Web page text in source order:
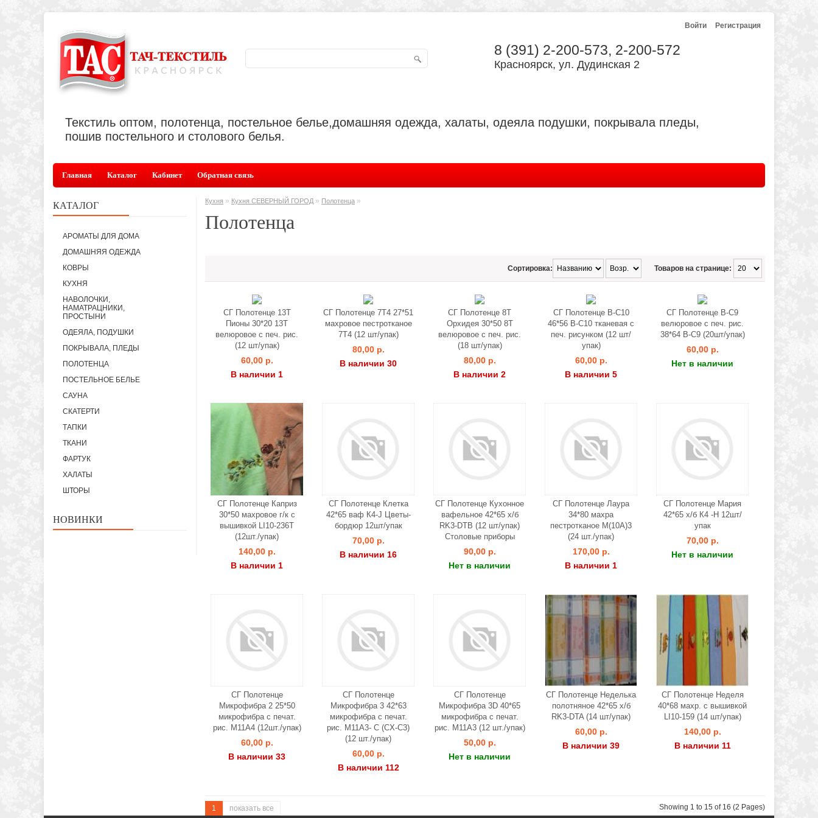
Войти Регистрация
8 (391) 2-200-573, 2-200-572
Красноярск, ул. Дудинская 2
Текстиль оптом, полотенца, постельное белье,домашняя одежда, халаты, одеяла подушки, покрывала пледы,
пошив постельного и столового белья.
Главная Каталог Кабинет Обратная связь
КАТАЛОГ
АРОМАТЫ ДЛЯ ДОМА
ДОМАШНЯЯ ОДЕЖДА
КОВРЫ
КУХНЯ
НАВОЛОЧКИ,
НАМАТРАЦНИКИ,
ПРОСТЫНИ
ОДЕЯЛА, ПОДУШКИ
ПОКРЫВАЛА, ПЛЕДЫ
ПОЛОТЕНЦА
ПОСТЕЛЬНОЕ БЕЛЬЕ
САУНА
СКАТЕРТИ
ТАПКИ
ТКАНИ
ФАРТУК
ХАЛАТЫ
ШТОРЫ
НОВИНКИ
Кухня » Кухня СЕВЕРНЫЙ ГОРОД » Полотенца »
Полотенца
Товаров на странице:
Сортировка:
СГ Полотенце 13Т
Пионы 30*20 13Т
велюровое с печ. рис.
(12 шт/упак)
60,00 р.
В наличии 1
СГ Полотенце 7Т4 27*51
махровое пестротканое
7Т4 (12 шт/упак)
80,00 р.
В наличии 30
СГ Полотенце 8Т
Орхидея 30*50 8Т
велюровое с печ. рис.
(18 шт/упак)
80,00 р.
В наличии 2
СГ Полотенце B-C10
46*56 B-C10 тканевая с
печ. рисунком (12 шт/
упак)
60,00 р.
В наличии 5
СГ Полотенце B-C9
велюровое с печ. рис.
38*64 B-C9 (20шт/упак)
60,00 р.
Нет в наличии
СГ Полотенце Каприз
30*50 махровое г/к с
вышивкой LI10-236T
(12шт./упак)
140,00 р.
В наличии 1
СГ Полотенце Клетка
42*65 ваф К4-J Цветы-
бордюр 12шт/упак
70,00 р.
В наличии 16
СГ Полотенце Кухонное
вафельное 42*65 х/б
RK3-DTВ (12 шт/упак)
Столовые приборы
90,00 р.
Нет в наличии
СГ Полотенце Лаура
34*80 махра
пестротканое M(10A)3
(24 шт./упак)
170,00 р.
В наличии 1
СГ Полотенце Мария
42*65 х/б К4 -H 12шт/
упак
70,00 р.
Нет в наличии
СГ Полотенце
Микрофибра 2 25*50
микрофибра с печат.
рис. М11А4 (12шт./упак)
60,00 р.
В наличии 33
СГ Полотенце
Микрофибра 3 42*63
микрофибра с печат.
рис. М11А3- С (CX-C3)
(12 шт./упак)
60,00 р.
В наличии 112
СГ Полотенце
Микрофибра 3D 40*65
микрофибра с печат.
рис. М11А3 (12 шт./упак)
50,00 р.
Нет в наличии
СГ Полотенце Неделька
полотняное 42*65 х/б
RK3-DTA (14 шт/упак)
60,00 р.
В наличии 39
СГ Полотенце Неделя
40*68 махр. с вышивкой
LI10-159 (14 шт/упак)
140,00 р.
В наличии 11
1 показать все Showing 1 to 15 of 16 (2 Pages)